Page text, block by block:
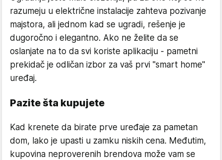
razumeju u električne instalacije zahteva pozivanje
majstora, ali jednom kad se ugradi, rešenje je
dugoročno i elegantno. Ako ne želite da se
oslanjate na to da svi koriste aplikaciju - pametni
prekidač je odličan izbor za vaš prvi "smart home"
uređaj.
Pazite šta kupujete
Kad krenete da birate prve uređaje za pametan
dom, lako je upasti u zamku niskih cena. Međutim,
kupovina neproverenih brendova može vam se